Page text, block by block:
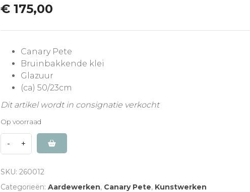
€175,00
Canary Pete
Bruinbakkende klei
Glazuur
(ca) 50/23cm
Dit artikel wordt in consignatie verkocht
Op voorraad
SKU: 260012
Categorieën: Aardewerken, Canary Pete, Kunstwerken